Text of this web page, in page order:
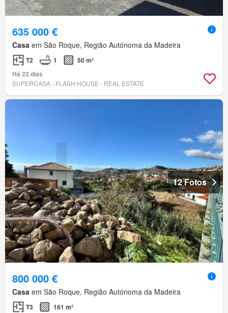
635 000 €
Casa em São Roque, Região Autónoma da Madeira
T2 1
50 m²
Há 22 dias
SUPERCASA - FLASH HOUSE - REAL ESTATE
12 Fotos
800 000 €
Casa em São Roque, Região Autónoma da Madeira
T3 161 m²